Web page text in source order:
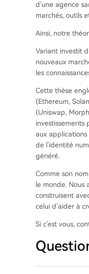
d'une agence
marchés, outils
Ainsi, notre
Variant investit
nouveaux
les
Cette thèse
(Ethereum,
(Uniswap,
aux
de l'identité
généré.
Comme son
le monde. Nous
construisent
celui d'aider à
Si c'est vous,